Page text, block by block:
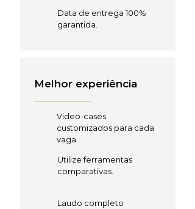
Data de entrega 100%
garantida.
Melhor experiência
Video-cases
customizados para cada
vaga.
Utilize ferramentas
comparativas.
Laudo completo